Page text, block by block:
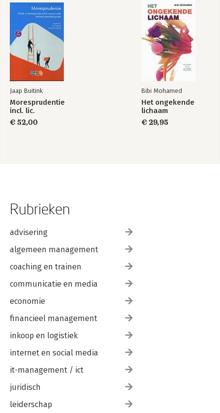
Jaap Buitink
Moresprudentie
incl. lic.
€ 52,00
Bibi Mohamed
Het ongekende
lichaam
€ 29,95
Rubrieken
advisering
algemeen management
coaching en trainen
communicatie en media
economie
financieel management
inkoop en logistiek
internet en social media
it-management / ict
juridisch
leiderschap